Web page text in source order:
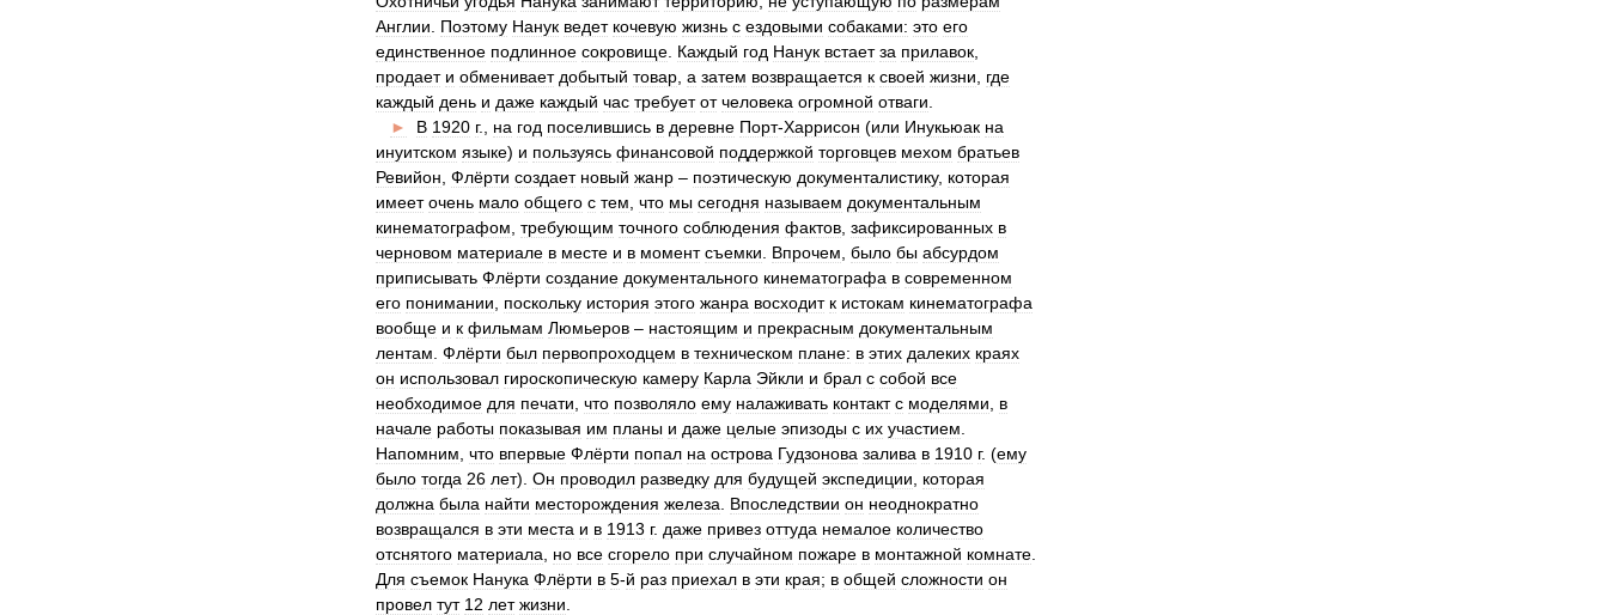
Англии
Поэтому Нанук ведет кочевую жизнь с ездовыми собаками: это его
единственное подлинное сокровище Каждый год Нанук встает за прилавок
продает и обменивает добытый товар а затем возвращается к своей жизни
где
каждый день и даже каждый час требует от человека огромной отваги
►
В 1920 г., на год поселившись в деревне Порт-Харрисон (или Инукьюак на
инуитском языке) и пользуясь финансовой поддержкой торговцев мехом братьев
Ревийон Флёрти создает новый жанр – поэтическую документалистику, которая
имеет очень мало общего с тем что мы сегодня называем документальным
кинематографом требующим точного соблюдения фактов зафиксированных в
черновом материале в месте и в момент съемки Впрочем было бы абсурдом
приписывать Флёрти создание документального кинематографа в современном
его понимании поскольку история этого жанра восходит к истокам кинематографа
вообще и к фильмам Люмьеров – настоящим и прекрасным документальным
лентам Флёрти был первопроходцем в техническом плане: в этих далеких краях
он использовал гироскопическую камеру Карла Эйкли и брал с собой все
необходимое для печати что позволяло ему налаживать контакт с моделями
в
начале работы показывая им планы и даже целые эпизоды с их участием
Напомним что впервые Флёрти попал на острова Гудзонова залива в 1910 г. (ему
было тогда 26 лет). Он проводил разведку для будущей экспедиции
которая
должна была найти месторождения железа Впоследствии он неоднократно
возвращался в эти места и в 1913 г. даже привез оттуда немалое количество
отснятого материала но все сгорело при случайном пожаре в монтажной комнате
Для съемок Нанука Флёрти в 5-й раз приехал в эти края; в общей сложности он
провел тут 12 лет жизни